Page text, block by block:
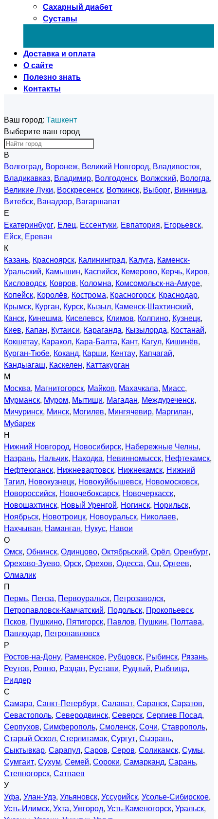
Сахарный диабет
Суставы
Доставка и оплата
О сайте
Полезно знать
Контакты
Ваш город: Ташкент
Выберите ваш город
В
Волгоград, Воронеж, Великий Новгород, Владивосток,
Владикавказ, Владимир, Волгодонск, Волжский, Вологда,
Великие Луки, Воскресенск, Воткинск, Выборг, Винница,
Витебск, Ванадзор, Вагаршапат
Е
Екатеринбург, Елец, Ессентуки, Евпатория, Егорьевск,
Ейск, Ереван
К
Казань, Красноярск, Калининград, Калуга, Каменск-
Уральский, Камышин, Каспийск, Кемерово, Керчь, Киров,
Кисловодск, Ковров, Коломна, Комсомольск-на-Амуре,
Копейск, Королёв, Кострома, Красногорск, Краснодар,
Крымск, Курган, Курск, Кызыл, Каменск-Шахтинский,
Канск, Кинешма, Киселевск, Климов, Колпино, Кузнецк,
Киев, Капан, Кутаиси, Караганда, Кызылорда, Костанай,
Кокшетау, Каракол, Кара-Балта, Кант, Кагул, Кишинёв,
Курган-Тюбе, Коканд, Карши, Кентау, Капчагай,
Кандыагаш, Каскелен, Каттакурган
М
Москва, Магнитогорск, Майкоп, Махачкала, Миасс,
Мурманск, Муром, Мытищи, Магадан, Междуреченск,
Мичуринск, Минск, Могилев, Мингячевир, Маргилан,
Мубарек
Н
Нижний Новгород, Новосибирск, Набережные Челны,
Назрань, Нальчик, Находка, Невинномысск, Нефтекамск,
Нефтеюганск, Нижневартовск, Нижнекамск, Нижний
Тагил, Новокузнецк, Новокуйбышевск, Новомосковск,
Новороссийск, Новочебоксарск, Новочеркасск,
Новошахтинск, Новый Уренгой, Ногинск, Норильск,
Ноябрьск, Новотроицк, Новоуральск, Николаев,
Нахчыван, Наманган, Нукус, Навои
О
Омск, Обнинск, Одинцово, Октябрьский, Орёл, Оренбург,
Орехово-Зуево, Орск, Орехов, Одесса, Ош, Оргеев,
Олмалик
П
Пермь, Пенза, Первоуральск, Петрозаводск,
Петропавловск-Камчатский, Подольск, Прокопьевск,
Псков, Пушкино, Пятигорск, Павлов, Пушкин, Полтава,
Павлодар, Петропавловск
Р
Ростов-на-Дону, Раменское, Рубцовск, Рыбинск, Рязань,
Реутов, Ровно, Раздан, Рустави, Рудный, Рыбница,
Риддер
С
Самара, Санкт-Петербург, Салават, Саранск, Саратов,
Севастополь, Северодвинск, Северск, Сергиев Посад,
Серпухов, Симферополь, Смоленск, Сочи, Ставрополь,
Старый Оскол, Стерлитамак, Сургут, Сызрань,
Сыктывкар, Сарапул, Саров, Серов, Соликамск, Сумы,
Сумгаит, Сухум, Семей, Сороки, Самарканд, Сарань,
Степногорск, Сатпаев
У
Уфа, Улан-Удэ, Ульяновск, Уссурийск, Усолье-Сибирское,
Усть-Илимск, Ухта, Ужгород, Усть-Каменогорск, Уральск,